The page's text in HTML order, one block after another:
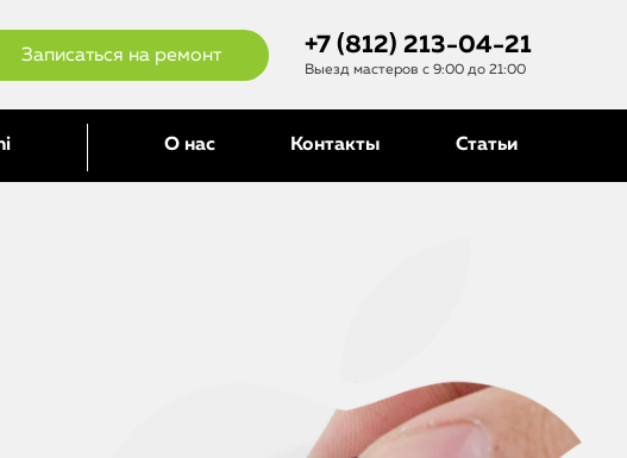
Записаться на ремонт +7 (812) 213-04-21
Выезд мастеров с 9:00 до 21:00
О нас Контакты Статьи